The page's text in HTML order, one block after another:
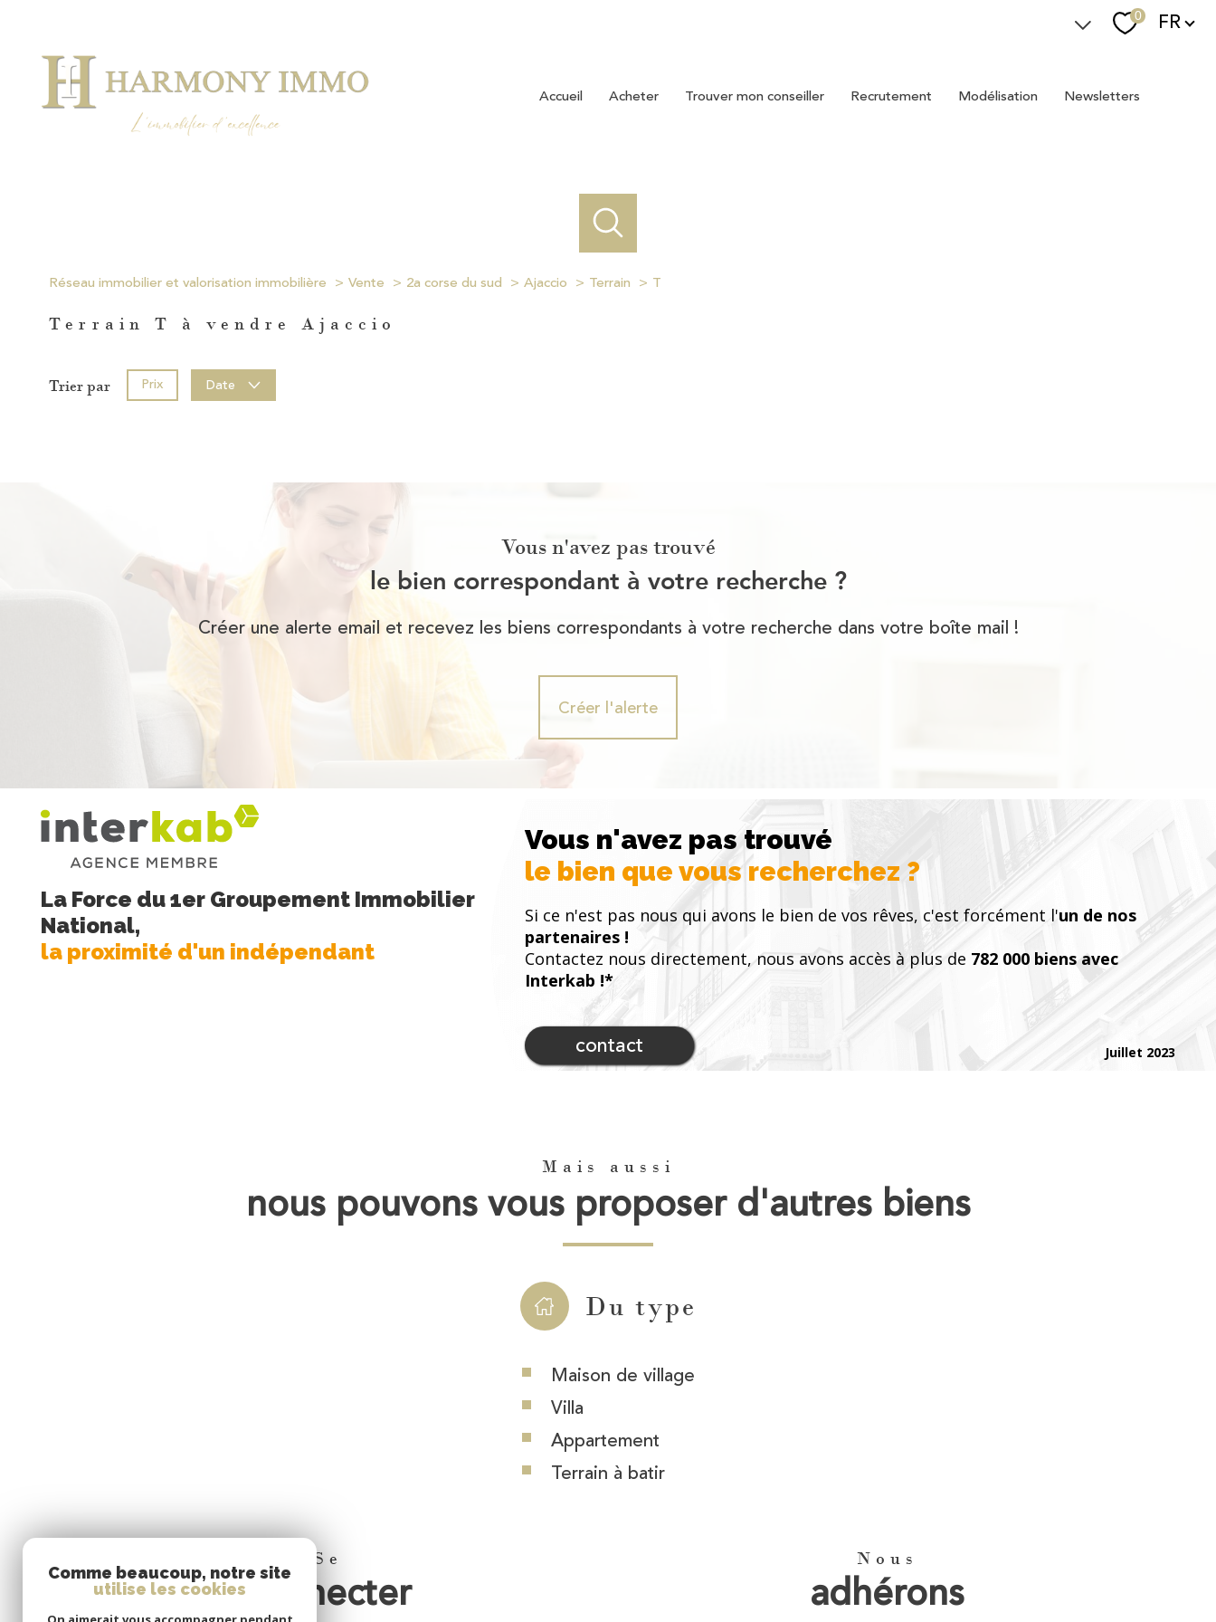
0 Langue
FR
accueil acheter trouver mon conseiller recrutement modélisation newsletters
Réseau immobilier et valorisation immobilière Vente 2a corse du sud Ajaccio Terrain T
Terrain T à vendre Ajaccio
Trier par Prix Date
Vous n'avez pas trouvé
le bien correspondant à votre recherche ?
Créer une alerte email et recevez les biens correspondants à votre recherche dans votre boîte mail !
Créer l'alerte
La Force du 1er Groupement Immobilier
National,
la proximité d'un indépendant
Vous n'avez pas trouvé
le bien que vous recherchez ?
Si ce n'est pas nous qui avons le bien de vos rêves, c'est forcément l'un de nos
partenaires !
Contactez nous directement, nous avons accès à plus de 782 000 biens avec
Interkab !*
contact Juillet 2023
Mais aussi
nous pouvons vous proposer d'autres biens
Du type
Maison de village
Villa
Appartement
Terrain à batir
Se
connecter
Nous
adhérons
Comme beaucoup, notre site
utilise les cookies